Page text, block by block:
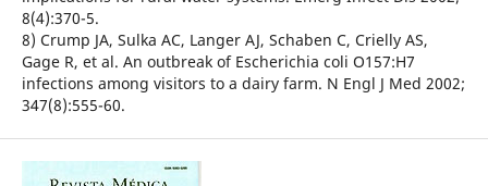
8(4):370-5.
8) Crump JA, Sulka AC, Langer AJ, Schaben C, Crielly AS,
Gage R, et al. An outbreak of Escherichia coli O157:H7
infections among visitors to a dairy farm. N Engl J Med 2002;
347(8):555-60.